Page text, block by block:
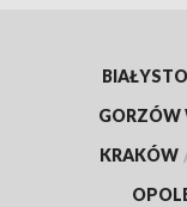
GORZÓW
KRAKÓW